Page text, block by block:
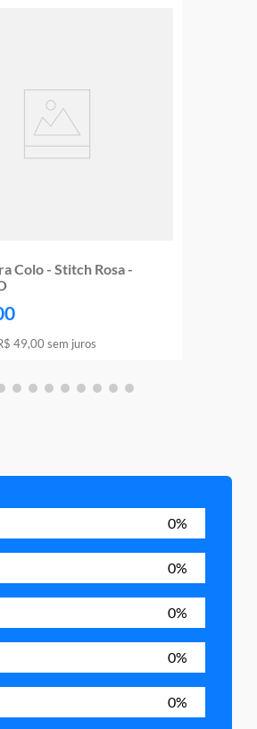
Colo - Stitch Rosa -
49,00 sem juros
0%
0%
0%
0%
0%